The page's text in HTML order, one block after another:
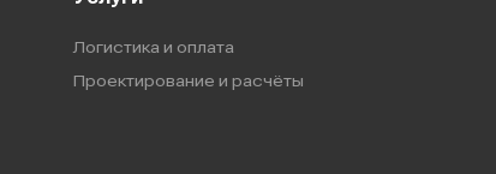
Логистика и оплата
Проектирование и расчёты